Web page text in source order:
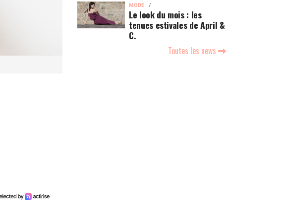
MODE
Le look du mois : les
tenues estivales de April &
C.
Toutes les news